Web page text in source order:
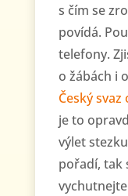
s čím se
povídá.
telefony.
o žábách i
Český
je to
výlet
pořadí, tak